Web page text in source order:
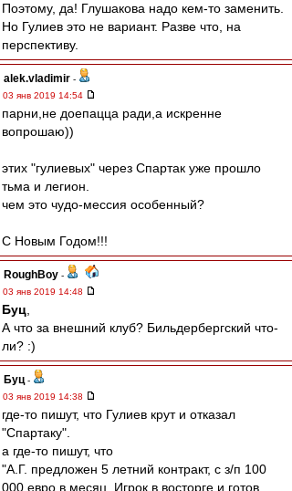
Поэтому, да! Глушакова надо кем-то заменить.
Но Гулиев это не вариант. Разве что, на
перспективу.
alek.vladimir -
03 янв 2019 14:54
парни,не доепацца ради,а искренне
вопрошаю))
этих "гулиевых" через Спартак уже прошло
тьма и легион.
чем это чудо-мессия особенный?
С Новым Годом!!!
RoughBoy -
03 янв 2019 14:48
Буц
А что за внешний клуб? Бильдербергский что-
ли? :)
Буц -
03 янв 2019 14:38
где-то пишут, что Гулиев крут и отказал
"Спартаку".
а где-то пишут, что
"А.Г. предложен 5 летний контракт, с з/п 100
000 евро в месяц. Игрок в восторге и готов